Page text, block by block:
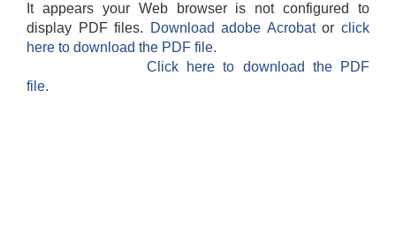
It appears your Web browser is not configured to
display PDF files.
Download adobe Acrobatorclick
here to download the PDF file.
Click here to download the PDF
file.